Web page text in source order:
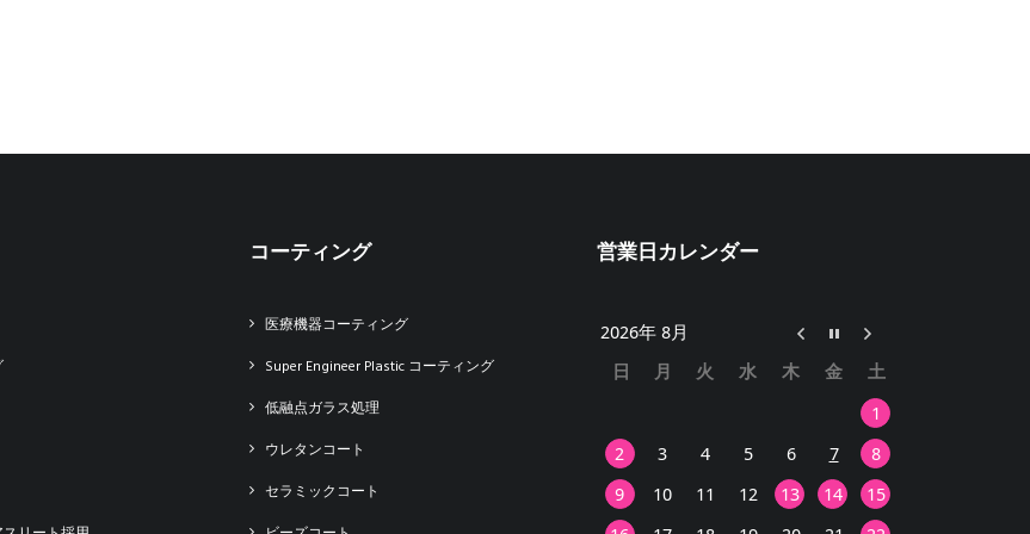
コーティング
医療機器コーティング
Super Engineer Plastic コーティング
低融点ガラス処理
ウレタンコート
セラミックコート
営業日カレンダー
2026年 8月
日 月 火 水 木 金 土
1
2
3 4 5 6 7
8
9
10 11 12 13 14
15